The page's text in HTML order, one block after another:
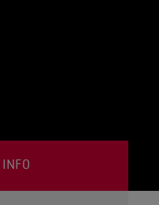
INFO